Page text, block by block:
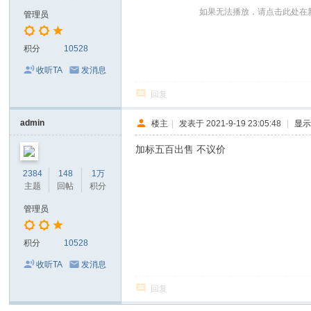
伴
奏
管理员
积分 10528
收听TA 发消息
如果无法播放，请点击此处在
回复
admin
2384
主题
148
回帖
1万
积分
管理员
积分 10528
收听TA 发消息
楼主 | 发表于 2021-9-19 23:05:48 | 显
加标五百出售 不议价
回复